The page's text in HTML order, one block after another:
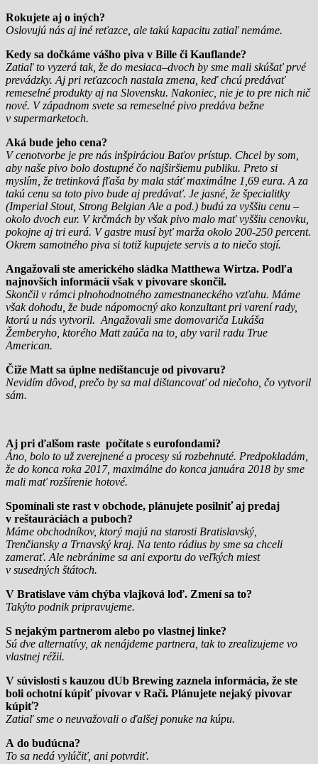
Rokujete aj o iných?
Oslovujú nás aj iné reťazce, ale takú kapacitu zatiaľ nemáme.
Kedy sa dočkáme vášho piva v Bille či Kauflande?
Zatiaľ to vyzerá tak, že do mesiaca–dvoch by sme mali skúšať prvé
prevádzky. Aj pri reťazcoch nastala zmena, keď chcú predávať
remeselné produkty aj na Slovensku. Nakoniec, nie je to pre nich nič
nové. V západnom svete sa remeselné pivo predáva bežne
v supermarketoch.
Aká bude jeho cena?
V cenotvorbe je pre nás inšpiráciou Baťov prístup. Chcel by som,
aby naše pivo bolo dostupné čo najširšiemu publiku. Preto si
myslím, že tretinková fľaša by mala stáť maximálne 1,69 eura. A za
takú cenu sa toto pivo bude aj predávať. Je jasné, že špecialitky
(Imperial Stout, Strong Belgian Ale a pod.) budú za vyššiu cenu –
okolo dvoch eur. V krčmách by však pivo malo mať vyššiu cenovku,
pokojne aj tri eurá. V gastre musí byť marža okolo 200-250 percent.
Okrem samotného piva si totiž kupujete servis a to niečo stojí.
Angažovali ste amerického sládka Matthewa Wirtza. Podľa
najnovších informácií však v pivovare skončil.
Skončil v rámci plnohodnotného zamestnaneckého vzťahu. Máme
však dohodu, že bude nápomocný ako konzultant pri varení rady,
ktorú u nás vytvoril. Angažovali sme domovariča Lukáša
Žemberyho, ktorého Matt zaúča na to, aby varil radu True
American.
Čiže Matt sa úplne nedištancuje od pivovaru?
Nevidím dôvod, prečo by sa mal dištancovať od niečoho, čo vytvoril
sám.
Aj pri ďalšom raste počítate s eurofondami?
Áno, bolo to už zverejnené a procesy sú rozbehnuté. Predpokladám,
že do konca roka 2017, maximálne do konca januára 2018 by sme
mali mať rozšírenie hotové.
Spomínali ste rast v obchode, plánujete posilniť aj predaj
v reštauráciách a puboch?
Máme obchodníkov, ktorý majú na starosti Bratislavský,
Trenčiansky a Trnavský kraj. Na tento rádius by sme sa chceli
zamerať. Ale nebránime sa ani exportu do veľkých miest
v susedných štátoch.
V Bratislave vám chýba vlajková loď. Zmení sa to?
Takýto podnik pripravujeme.
S nejakým partnerom alebo po vlastnej linke?
Sú dve alternatívy, ak nenájdeme partnera, tak to zrealizujeme vo
vlastnej réžii.
V súvislosti s kauzou dUb Brewing zaznela informácia, že ste
boli ochotní kúpiť pivovar v Rači. Plánujete nejaký pivovar
kúpiť?
Zatiaľ sme o neuvažovali o ďalšej ponuke na kúpu.
A do budúcna?
To sa nedá vylúčiť, ani potvrdiť.